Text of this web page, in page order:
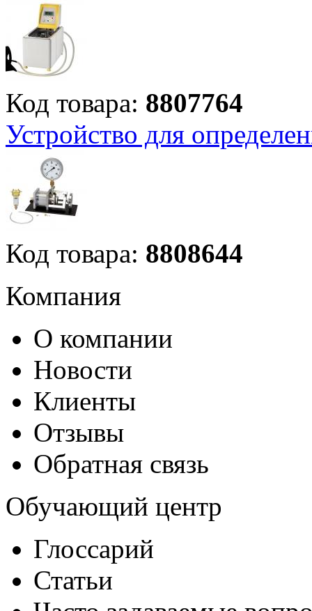
Код товара: 8807764
Устройство для
Код товара: 8808644
Компания
О компании
Новости
Клиенты
Отзывы
Обратная связь
Обучающий центр
Глоссарий
Статьи